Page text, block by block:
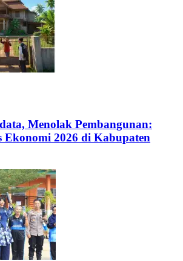
Menolak Pembangunan:
Ekonomi 2026 di Kabupaten